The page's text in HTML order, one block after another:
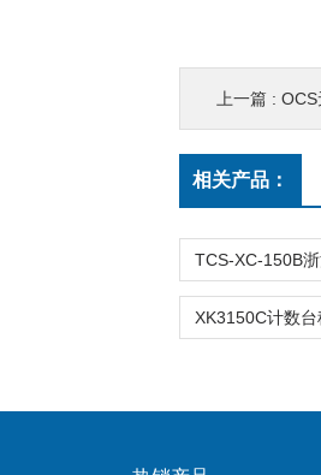
上一篇 :
相关产品：